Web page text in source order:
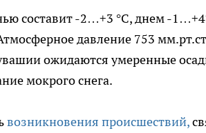
составит -2…+3 °С, днем -
давление 753
ожидаются умеренные
мокрого снега.
возникновения происшествий,